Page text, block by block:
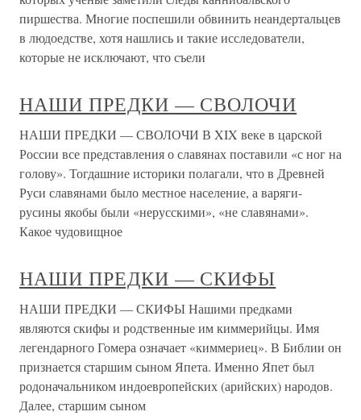
пиршества. Многие поспешили обвинить неандертальцев
в людоедстве, хотя нашлись и такие исследователи,
которые не исключают, что съели
НАШИ ПРЕДКИ — СВОЛОЧИ
НАШИ ПРЕДКИ — СВОЛОЧИ В XIX веке в царской
России все представления о славянах поставили «с ног на
голову». Тогдашние историки полагали, что в Древней
Руси славянами было местное население, а варяги-
русины якобы были «нерусскими», «не славянами».
Какое чудовищное
НАШИ ПРЕДКИ — СКИФЫ
НАШИ ПРЕДКИ — СКИФЫ Нашими предками
являются скифы и родственные им киммерийцы. Имя
легендарного Гомера означает «киммериец». В Библии он
признается старшим сыном Япета. Именно Япет был
родоначальником индоевропейских (арийских) народов.
Далее, старшим сыном